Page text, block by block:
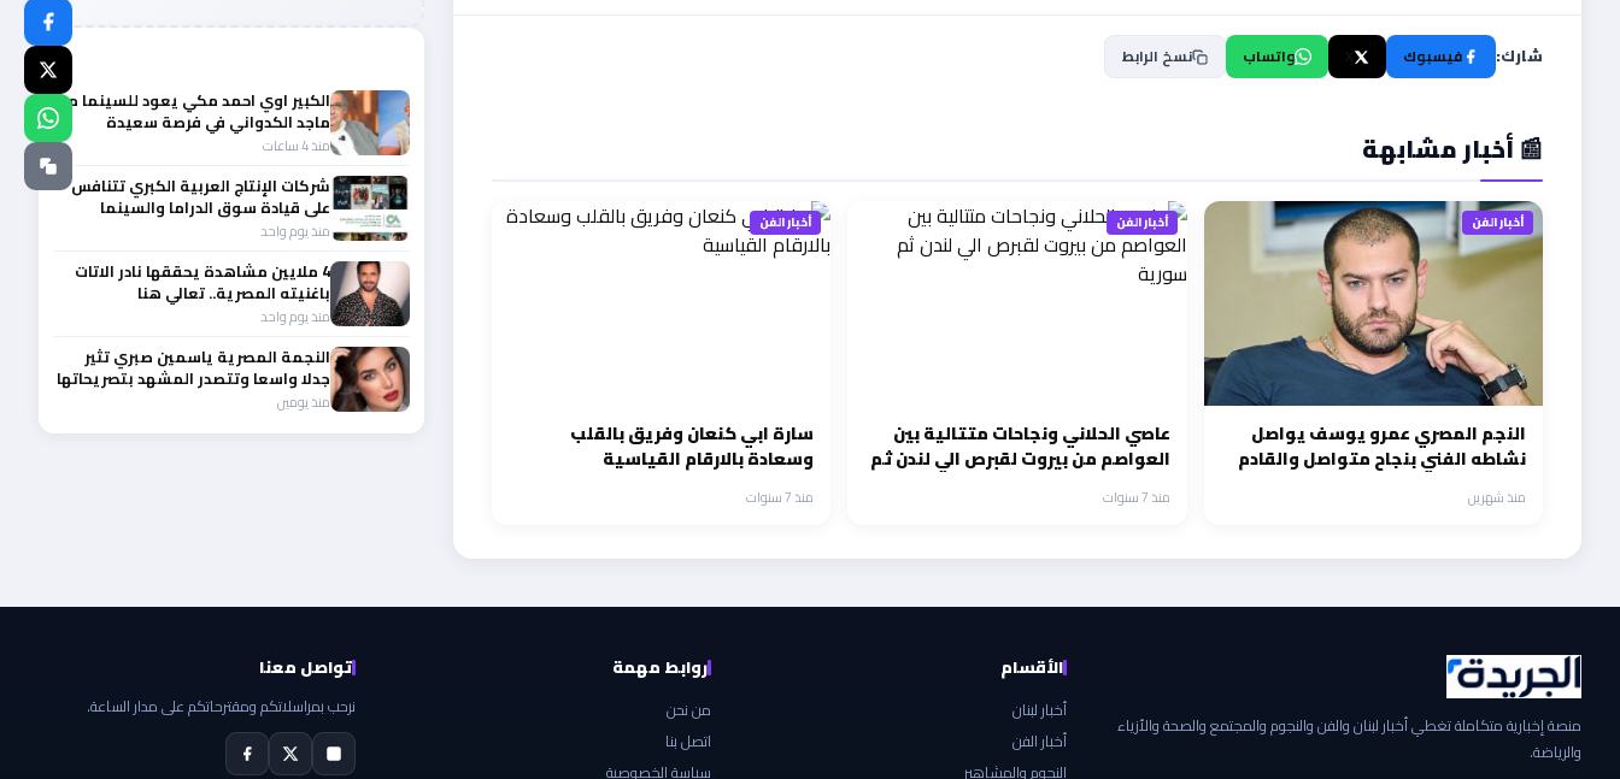
شارك: فيسبوك واتساب نسخ الرابط
📰 أخبار مشابهة
أخبار الفن
النجم المصري عمرو يوسف يواصل
نشاطه الفني بنجاح متواصل والقادم
الفرنساوي سينما
منذ شهرين
أخبار الفن
عاصي الحلاني ونجاحات متتالية بين
العواصم من بيروت لقبرص الي لندن ثم
منذ 7 سنوات
أخبار الفن
سارة ابي كنعان وفريق بالقلب
وسعادة بالارقام القياسية
منذ 7 سنوات
الكبير اوي احمد مكي يعود للسينما مع
ماجد الكدواني في فرصة سعيدة
منذ 4 ساعات
شركات الإنتاج العربية الكبري تتنافس
على قيادة سوق الدراما والسينما
والصباح في مقدمة المشهد الإقليمي
منذ يوم واحد
4 ملايين مشاهدة يحققها نادر الاتات
باغنيته المصرية.. تعالي هنا
منذ يوم واحد
النجمة المصرية ياسمين صبري تثير
جدلا واسعا وتتصدر المشهد بتصريحاتها
الأخيرة
منذ يومين
منصة إخبارية متكاملة تغطي أخبار لبنان والفن والنجوم والمجتمع والصحة والأزياء
والرياضة.
الأقسام
أخبار لبنان
أخبار الفن
النجوم والمشاهير
روابط مهمة
من نحن
اتصل بنا
سياسة الخصوصية
تواصل معنا
نرحب بمراسلاتكم ومقترحاتكم على مدار الساعة.